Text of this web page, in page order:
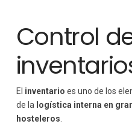
Control
El inventario es uno de los
de la logística interna en
hosteleros